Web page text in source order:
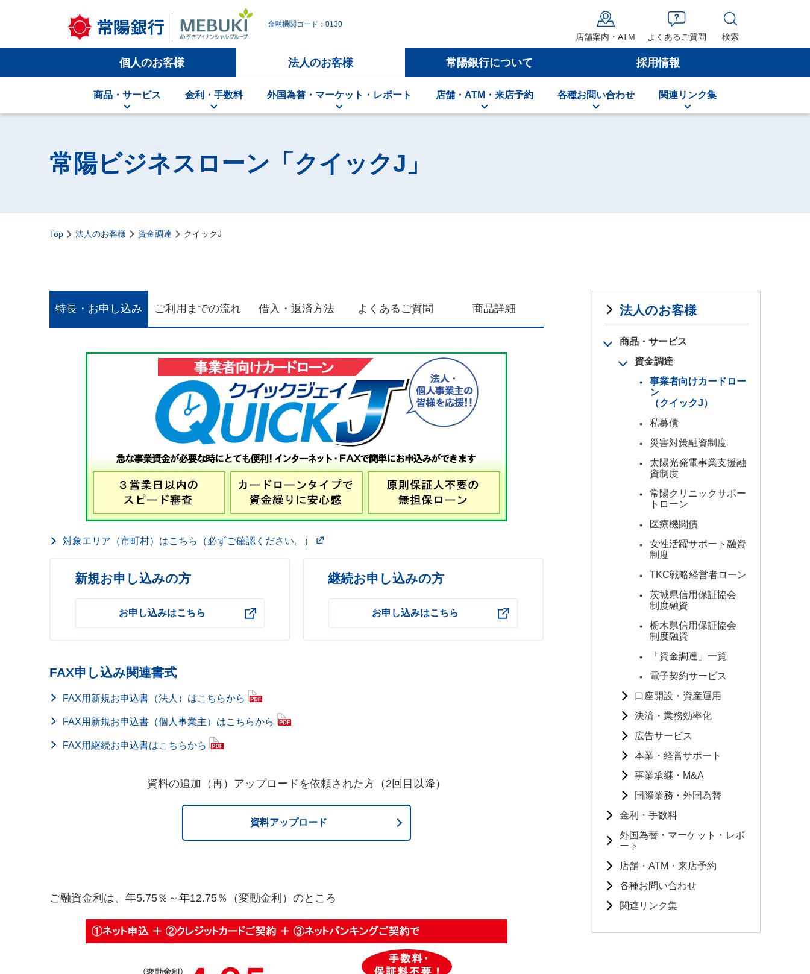
金融機関コード：0130
店舗案内・ATM よくあるご質問 検索
個人のお客様 法人のお客様 常陽銀行について 採用情報
商品・サービス 金利・手数料 外国為替・マーケット・レポート 店舗・ATM・来店予約 各種お問い合わせ 関連リンク集
常陽ビジネスローン「クイックJ」
Top 法人のお客様 資金調達 クイックJ
特長・お申し込み ご利用までの流れ 借入・返済方法 よくあるご質問 商品詳細
対象エリア（市町村）はこちら（必ずご確認ください。）
新規お申し込みの方
お申し込みはこちら
継続お申し込みの方
お申し込みはこちら
FAX申し込み関連書式
FAX用新規お申込書（法人）はこちらから
FAX用新規お申込書（個人事業主）はこちらから
FAX用継続お申込書はこちらから
資料の追加（再）アップロードを依頼された方 （2回目以降）
資料アップロード
ご融資金利は、年5.75％～年12.75％（変動金利）のところ
法人のお客様
商品・サービス
資金調達
事業者向けカードロー
ン
（クイックJ）
私募債
災害対策融資制度
太陽光発電事業支援融
資制度
常陽クリニックサポー
トローン
医療機関債
女性活躍サポート融資
制度
TKC戦略経営者ローン
茨城県信用保証協会
制度融資
栃木県信用保証協会
制度融資
「資金調達」一覧
電子契約サービス
口座開設・資産運用
決済・業務効率化
広告サービス
本業・経営サポート
事業承継・M&A
国際業務・外国為替
金利・手数料
外国為替・マーケット・レポ
ート
店舗・ATM・来店予約
各種お問い合わせ
関連リンク集